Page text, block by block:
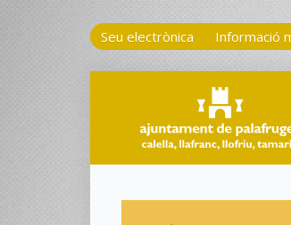
Seu electrònica Informació